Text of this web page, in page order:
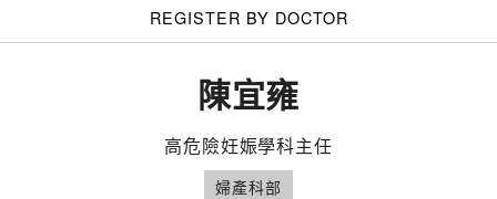
REGISTER BY DOCTOR
陳宜雍
高危險妊娠學科主任
婦產科部